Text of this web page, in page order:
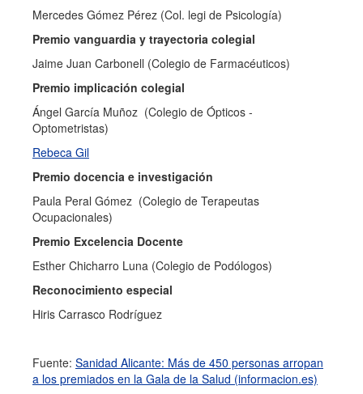
Mercedes Gómez Pérez (Col. legi de Psicología)
Premio vanguardia y trayectoria colegial
Jaime Juan Carbonell (Colegio de Farmacéuticos)
Premio implicación colegial
Ángel García Muñoz (Colegio de Ópticos -
Optometristas)
Rebeca Gil
Premio docencia e investigación
Paula Peral Gómez (Colegio de Terapeutas
Ocupacionales)
Premio Excelencia Docente
Esther Chicharro Luna (Colegio de Podólogos)
Reconocimiento especial
Hiris Carrasco Rodríguez
Fuente: Sanidad Alicante: Más de 450 personas arropan
a los premiados en la Gala de la Salud (informacion.es)